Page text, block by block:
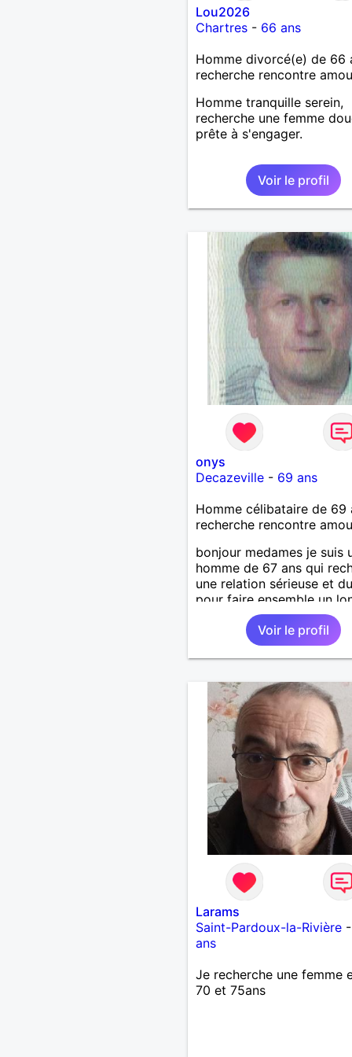
Lou2026
Chartres- 66 ans
Homme divorcé(e) de 66
recherche rencontre
Homme tranquille serein,
recherche une femme
prête à s'engager.
Voir le profil
onys
Decazeville- 69 ans
Homme célibataire de 69
recherche rencontre
bonjour medames je suis
homme de 67 ans qui
une relation sérieuse et
pour faire ensemble un
chemin avec tout le
l'amour qu'on saura se
Voir le profil
Larams
Saint-Pardoux-la-Rivière-
ans
Je recherche une femme
70 et 75ans